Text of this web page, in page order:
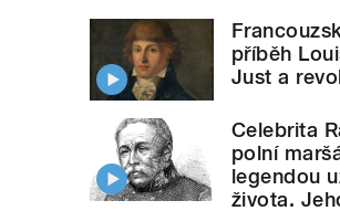
příběh
Just a
Celebrita
polní
legendou
života.